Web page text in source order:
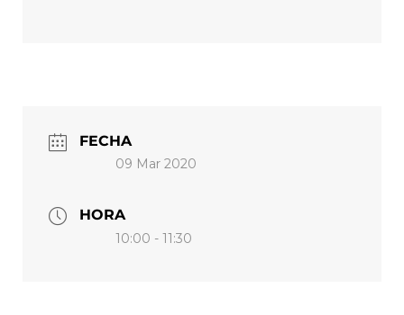
FECHA
09 Mar 2020
HORA
10:00 - 11:30